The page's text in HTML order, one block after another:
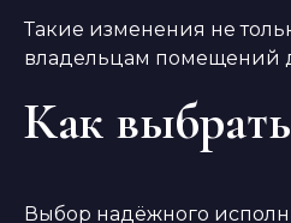
Такие изменения не
владельцам помещений
Как
Выбор надёжного